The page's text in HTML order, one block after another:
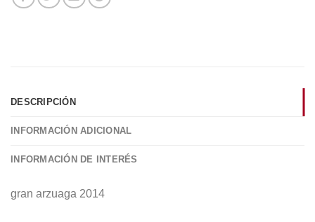
DESCRIPCIÓN
INFORMACIÓN ADICIONAL
INFORMACIÓN DE INTERÉS
gran arzuaga 2014